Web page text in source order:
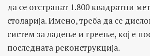
да се отстранат 1.800 квадратни
столарија. Имено, треба да се
систем за ладење и греење, кој е
последната реконструкција.